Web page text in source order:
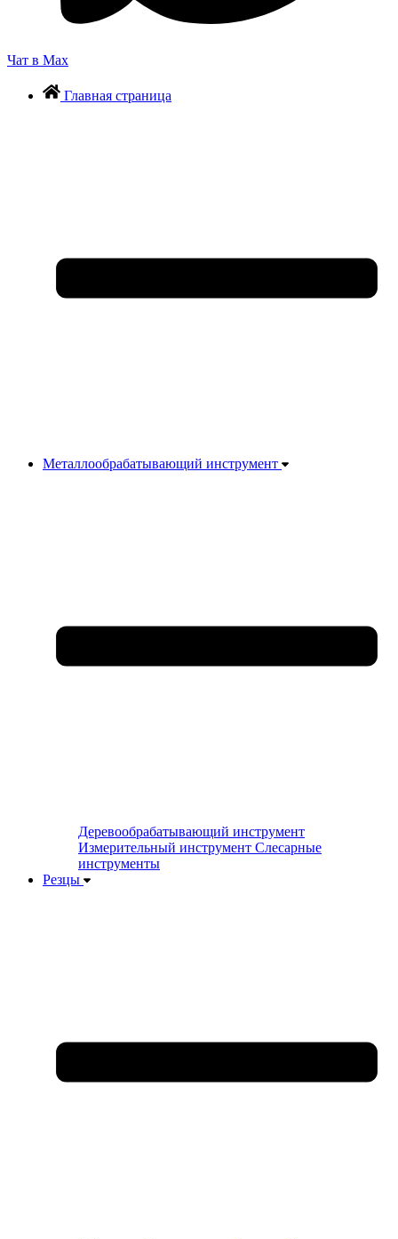
Чат в Max
Главная страница
Металлообрабатывающий инструмент
Деревообрабатывающий инструмент
Измерительный инструмент Слесарные
инструменты
Резцы